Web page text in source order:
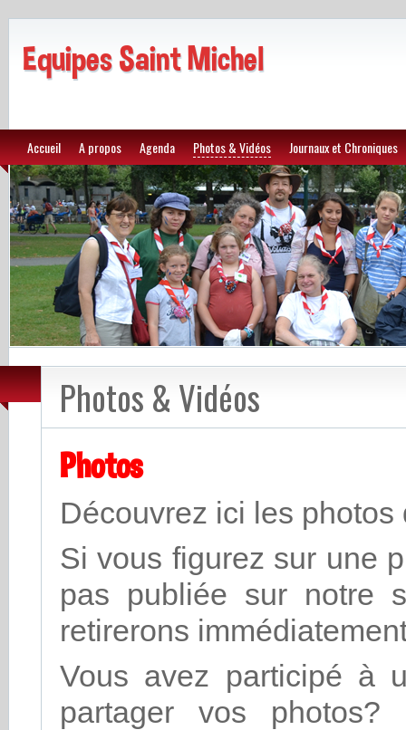
Equipes Saint Michel
Accueil A propos Agenda Photos & Vidéos Journaux et Chroniques
Photos & Vidéos
Photos
Découvrez ici les photos
Si vous figurez sur une
pas publiée sur notre
retirerons
Vous avez participé à
partager vos photos?